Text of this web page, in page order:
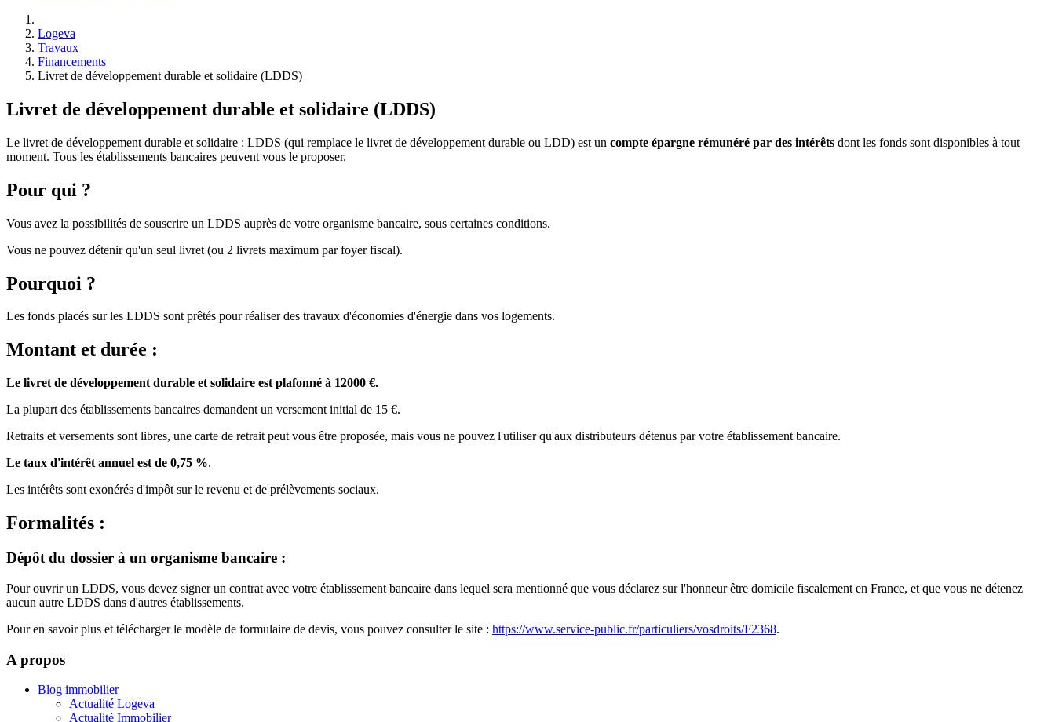
Logeva
Travaux
Financements
Livret de développement durable et solidaire (LDDS)
Livret de développement durable et solidaire (LDDS)
Le livret de développement durable et solidaire : LDDS (qui remplace le livret de développement durable ou LDD) est un compte épargne rémunéré par des intérêts dont les fonds sont disponibles à tout
moment. Tous les établissements bancaires peuvent vous le proposer.
Pour qui ?
Vous avez la possibilités de souscrire un LDDS auprès de votre organisme bancaire, sous certaines conditions.
Vous ne pouvez détenir qu'un seul livret (ou 2 livrets maximum par foyer fiscal).
Pourquoi ?
Les fonds placés sur les LDDS sont prêtés pour réaliser des travaux d'économies d'énergie dans vos logements.
Montant et durée :
Le livret de développement durable et solidaire est plafonné à 12000 €.
La plupart des établissements bancaires demandent un versement initial de 15 €.
Retraits et versements sont libres, une carte de retrait peut vous être proposée, mais vous ne pouvez l'utiliser qu'aux distributeurs détenus par votre établissement bancaire.
Le taux d'intérêt annuel est de 0,75 %.
Les intérêts sont exonérés d'impôt sur le revenu et de prélèvements sociaux.
Formalités :
Dépôt du dossier à un organisme bancaire :
Pour ouvrir un LDDS, vous devez signer un contrat avec votre établissement bancaire dans lequel sera mentionné que vous déclarez sur l'honneur être domicile fiscalement en France, et que vous ne détenez
aucun autre LDDS dans d'autres établissements.
Pour en savoir plus et télécharger le modèle de formulaire de devis, vous pouvez consulter le site : https://www.service-public.fr/particuliers/vosdroits/F2368.
A propos
Blog immobilier
Actualité Logeva
Actualité Immobilier